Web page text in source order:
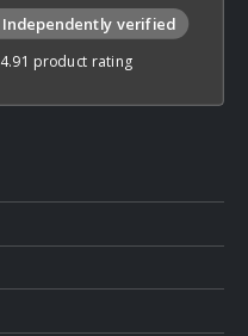
Independently verified
4.91 product rating